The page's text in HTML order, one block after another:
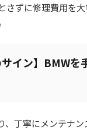
さずに修理費用を
サイン】BMWを
、丁寧にメンテナ